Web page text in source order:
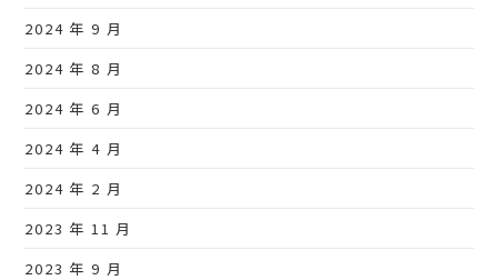
2024 年 9 月
2024 年 8 月
2024 年 6 月
2024 年 4 月
2024 年 2 月
2023 年 11 月
2023 年 9 月